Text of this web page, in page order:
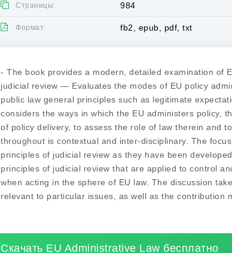
Страницы: 984
Формат: fb2, epub, pdf, txt
- The book provides a modern, detailed examination of
judicial review — Evaluates the modes of EU policy
public law general principles such as legitimate
considers the ways in which the EU administers policy,
of policy delivery, to assess the role of law therein and
throughout is contextual and inter-disciplinary. The
principles of judicial review as they have been
principles of judicial review that are applied to control
when acting in the sphere of EU law. The discussion
relevant to particular issues, as well as the contribution
Скачать EU Administrative Law бесплатно